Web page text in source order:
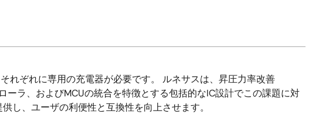
れぞれに専用の充電器が必要です。 ルネサスは、昇圧力率改善
ラ、およびMCUの統合を特徴とする包括的なIC設計でこの課題に対
し、ユーザの利便性と互換性を向上させます。